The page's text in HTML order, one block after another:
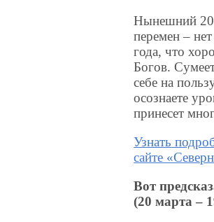
Нынешний
перемен –
года, что
Богов.
себе на
осознаете
принесет
Узнать
сайте
Вот
(20 марта –